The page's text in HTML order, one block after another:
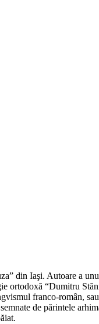
din Iaşi. Autoare a
ortodoxă “Dumitru
franco-român,
de părintele